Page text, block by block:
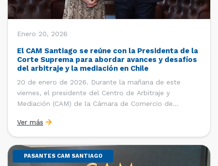
Enero 20, 2026
El CAM Santiago se reúne con la Presidenta de la
Corte Suprema para abordar avances y desafíos
del arbitraje y la mediación en Chile
20 de enero de 2026. Durante la mañana de este
viernes, el presidente del Centro de Arbitraje y
Mediación (CAM) de la Cámara de Comercio de
del CAM Santiago, Ximena Vial; y el gerente general de
la CCS, Carlos Soublette, sostuvieron un encuentro […]
Ver más
PASANTES CAM SANTIAGO